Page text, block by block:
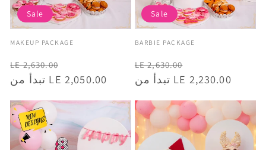
Vendor:
MAKEUP PACKAGE
Regular
price
LE 2,630.00
Sale
price
تبدأ من LE 2,050.00
Sale
Vendor:
BARBIE PACKAGE
Regular
price
LE 2,630.00
Sale
price
تبدأ من LE 2,230.00
Sale